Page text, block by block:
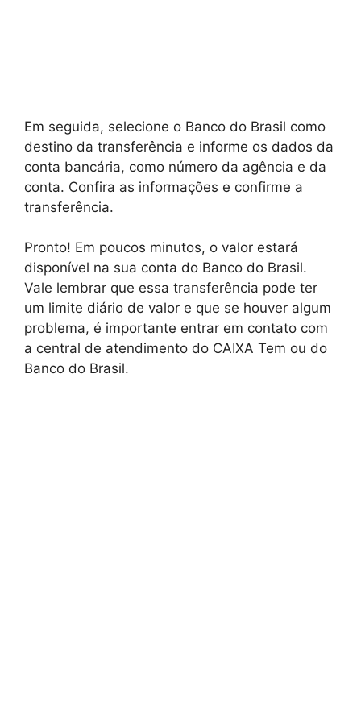
Em seguida, selecione o Banco do Brasil como
destino da transferência e informe os dados da
conta bancária, como número da agência e da
conta. Confira as informações e confirme a
transferência.
Pronto! Em poucos minutos, o valor estará
disponível na sua conta do Banco do Brasil.
Vale lembrar que essa transferência pode ter
um limite diário de valor e que se houver algum
problema, é importante entrar em contato com
a central de atendimento do CAIXA Tem ou do
Banco do Brasil.